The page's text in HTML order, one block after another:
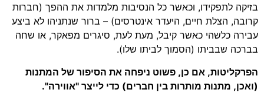
לתפקידו, וכאשר כל הנסיבות מלמדות את ההפך (חברות
הצלת חיים, היעדר אינטרסים) – ברור שנתניהו לא ביצע
כלשהי כאשר קיבל, מעת לעת, סיגרים מפאקר, או שחה
שבביתו (הסמוך לביתו שלו).
אם כן, פשוט ניפחה את הסיפור של המתנות
מתנות מותרות בין חברים) כדי לייצר "אווירה".